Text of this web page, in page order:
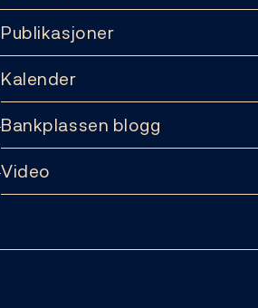
Publikasjoner
Kalender
Bankplassen blogg
Video